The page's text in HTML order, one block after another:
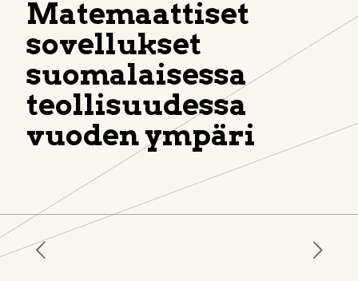
Matemaattiset
sovellukset
suomalaisessa
teollisuudessa
vuoden ympäri